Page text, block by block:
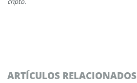
ARTÍCULOS RELACIONADOS